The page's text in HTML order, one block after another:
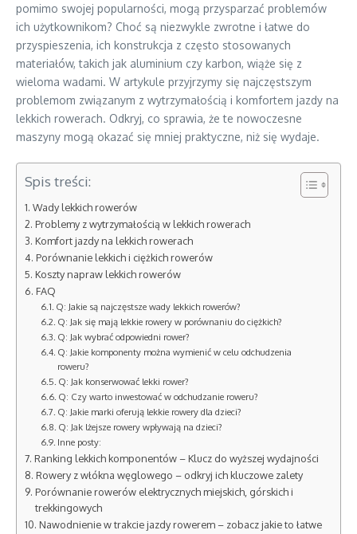
pomimo swojej popularności, mogą przysparzać problemów
ich użytkownikom? Choć są niezwykle zwrotne i łatwe do
przyspieszenia, ich konstrukcja z często stosowanych
materiałów, takich jak aluminium czy karbon, wiąże się z
wieloma wadami. W artykule przyjrzymy się najczęstszym
problemom związanym z wytrzymałością i komfortem jazdy na
lekkich rowerach. Odkryj, co sprawia, że te nowoczesne
maszyny mogą okazać się mniej praktyczne, niż się wydaje.
Spis treści:
Wady lekkich rowerów
Problemy z wytrzymałością w lekkich rowerach
Komfort jazdy na lekkich rowerach
Porównanie lekkich i ciężkich rowerów
Koszty napraw lekkich rowerów
FAQ
Q: Jakie są najczęstsze wady lekkich rowerów?
Q: Jak się mają lekkie rowery w porównaniu do ciężkich?
Q: Jak wybrać odpowiedni rower?
Q: Jakie komponenty można wymienić w celu odchudzenia
roweru?
Q: Jak konserwować lekki rower?
Q: Czy warto inwestować w odchudzanie roweru?
Q: Jakie marki oferują lekkie rowery dla dzieci?
Q: Jak lżejsze rowery wpływają na dzieci?
Inne posty:
Ranking lekkich komponentów – Klucz do wyższej wydajności
Rowery z włókna węglowego – odkryj ich kluczowe zalety
Porównanie rowerów elektrycznych miejskich, górskich i
trekkingowych
Nawodnienie w trakcie jazdy rowerem – zobacz jakie to łatwe